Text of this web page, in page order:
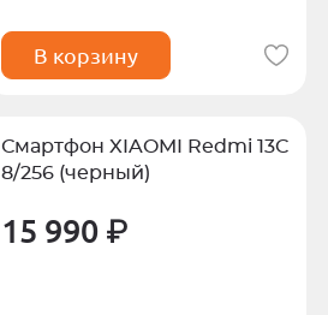
В корзину
Смартфон XIAOMI Redmi 13C
8/256 (черный)
15 990 ₽